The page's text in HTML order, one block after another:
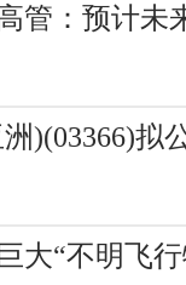
管：预计未
)(03366)拟
大“不明飞